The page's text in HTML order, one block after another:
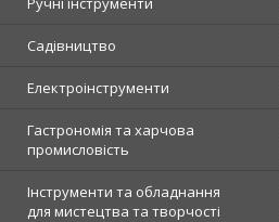
Садівництво
Електроінструменти
Гастрономія та харчова
промисловість
Інструменти та обладнання
для мистецтва та творчості